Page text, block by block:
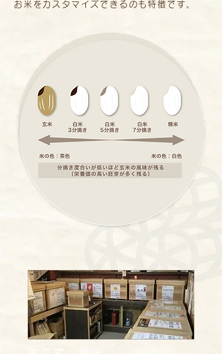
お米をカスタマイズできるのも特徴です。